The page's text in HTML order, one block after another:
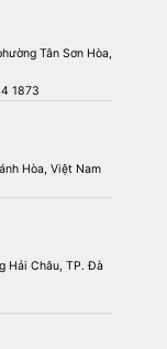
Tân Sơn Hòa,
1873
Hòa, Việt Nam
Hải Châu, TP. Đà